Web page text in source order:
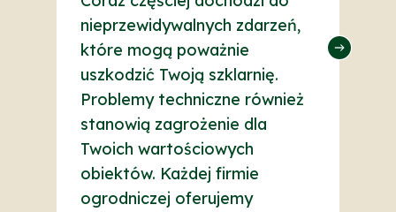
nieprzewidywalnych zdarzeń,
które mogą poważnie
uszkodzić Twoją szklarnię.
Problemy techniczne również
stanowią zagrożenie dla
Twoich wartościowych
obiektów. Każdej firmie
ogrodniczej oferujemy